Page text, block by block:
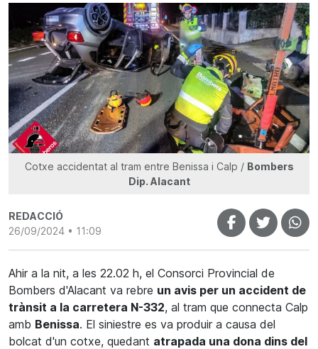
Cotxe accidentat al tram entre Benissa i Calp / Bombers
Dip. Alacant
REDACCIÓ
26/09/2024 • 11:09
Ahir a la nit, a les 22.02 h, el Consorci Provincial de
Bombers d'Alacant va rebre un avis per un accident de
trànsit a la carretera N-332, al tram que connecta Calp
amb Benissa. El siniestre es va produir a causa del
bolcat d'un cotxe, quedant atrapada una dona dins del